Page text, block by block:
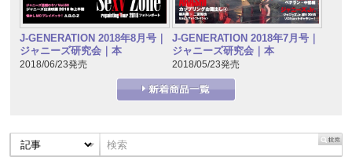
J-GENERATION 2018年8月号｜
ジャニーズ研究会｜本
2018/06/23発売
J-GENERATION 2018年7月号｜
ジャニーズ研究会｜本
2018/05/23発売